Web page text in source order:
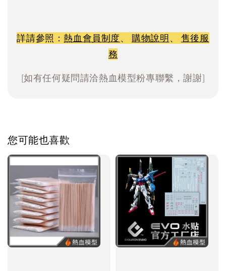
詳請參照：熱血會員制度、 購物說明、 售後服
務
[如有任何疑問請洽熱血模型粉專聯繫，謝謝]
您可能也喜歡